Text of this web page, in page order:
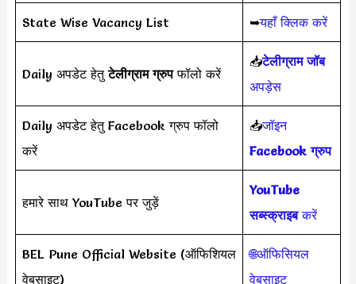
State Wise Vacancy List ➥यहाँ क्लिक करें
Daily अपडेट हेतुटेलीग्राम ग्रुपफॉलो करें
📥टेलीग्राम जॉब
अपड़ेस
Daily अपडेट हेतु Facebook ग्रुप फॉलो
करें
📥जॉइन
Facebook ग्रुप
हमारे साथ YouTube पर जुड़ें
YouTube
सब्स्क्राइबकरें
BEL Pune Official Website (ऑफिशियल
वेबसाइट)
🌐ऑफिसियल
वेबसाइट